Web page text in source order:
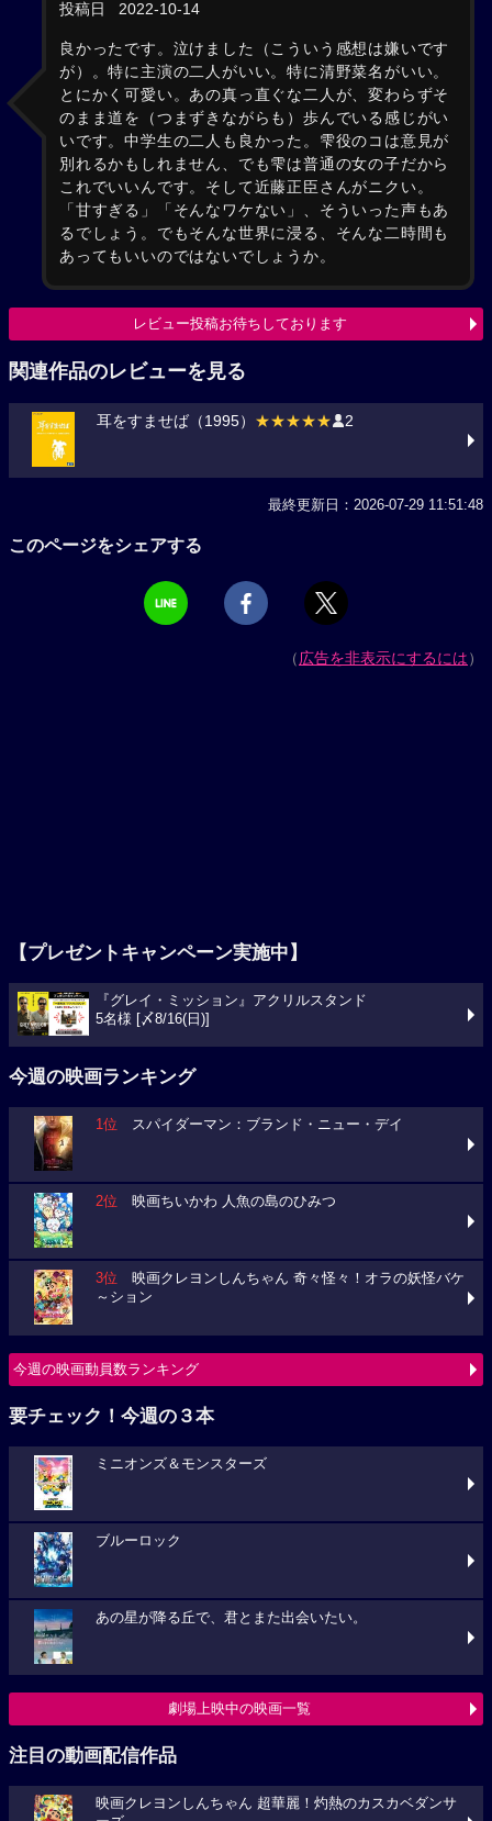
投稿日
2022-10-14
良かったです。泣けました（こういう感想は嫌いです
が）。特に主演の二人がいい。特に清野菜名がいい。
とにかく可愛い。あの真っ直ぐな二人が、変わらずそ
のまま道を（つまずきながらも）歩んでいる感じがい
いです。中学生の二人も良かった。雫役のコは意見が
別れるかもしれません、でも雫は普通の女の子だから
これでいいんです。そして近藤正臣さんがニクい。
「甘すぎる」「そんなワケない」、そういった声もあ
るでしょう。でもそんな世界に浸る、そんな二時間も
あってもいいのではないでしょうか。
レビュー投稿お待ちしております
関連作品のレビューを見る
耳をすませば（1995） ★★★★★ 2
最終更新日：2026-07-29 11:51:48
このページをシェアする
（広告を非表示にするには）
【プレゼントキャンペーン実施中】
『グレイ・ミッション』アクリルスタンド
5名様 [〆8/16(日)]
今週の映画ランキング
1位 スパイダーマン：ブランド・ニュー・デイ
2位 映画ちいかわ 人魚の島のひみつ
3位 映画クレヨンしんちゃん 奇々怪々！オラの妖怪バケ
～ション
今週の映画動員数ランキング
要チェック！今週の３本
ミニオンズ＆モンスターズ
ブルーロック
あの星が降る丘で、君とまた出会いたい。
劇場上映中の映画一覧
注目の動画配信作品
映画クレヨンしんちゃん 超華麗！灼熱のカスカベダンサ